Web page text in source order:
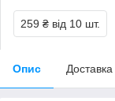
259 ₴ від 10 шт.
Опис Доставка